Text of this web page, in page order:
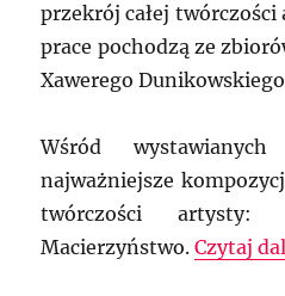
przekrój całej
prace pochodzą ze
Xawerego
Wśród
najważniejsze
twórczości artysty:
Macierzyństwo.Czytaj